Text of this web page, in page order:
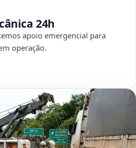
24h
apoio emergencial para
operação.